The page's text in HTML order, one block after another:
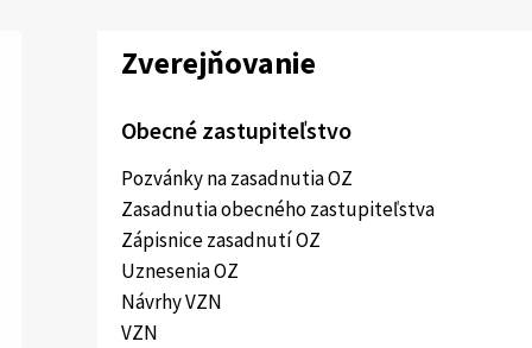
Zverejňovanie
Obecné zastupiteľstvo
Pozvánky na zasadnutia OZ
Zasadnutia obecného zastupiteľstva
Zápisnice zasadnutí OZ
Uznesenia OZ
Návrhy VZN
VZN